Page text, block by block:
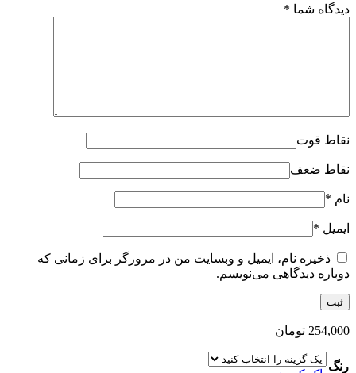
دیدگاه شما *
نقاط قوت
نقاط ضعف
نام *
ایمیل *
ذخیره نام، ایمیل و وبسایت من در مرورگر برای زمانی که
دوباره دیدگاهی می‌نویسم.
254,000 تومان
رنگ